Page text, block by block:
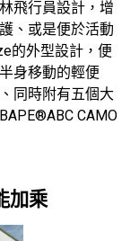
飛行員設計，增
、或是便於活動
的外型設計，便
身移動的輕便
同時附有五個大
CAMO
加乘